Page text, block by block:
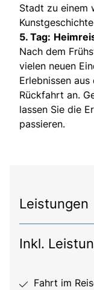
Stadt zu einem
5. Tag:
Nach dem
vielen neuen
Erlebnissen
Rückfahrt an.
lassen Sie die
passieren.
Leistungen
Inkl.
Fahrt im